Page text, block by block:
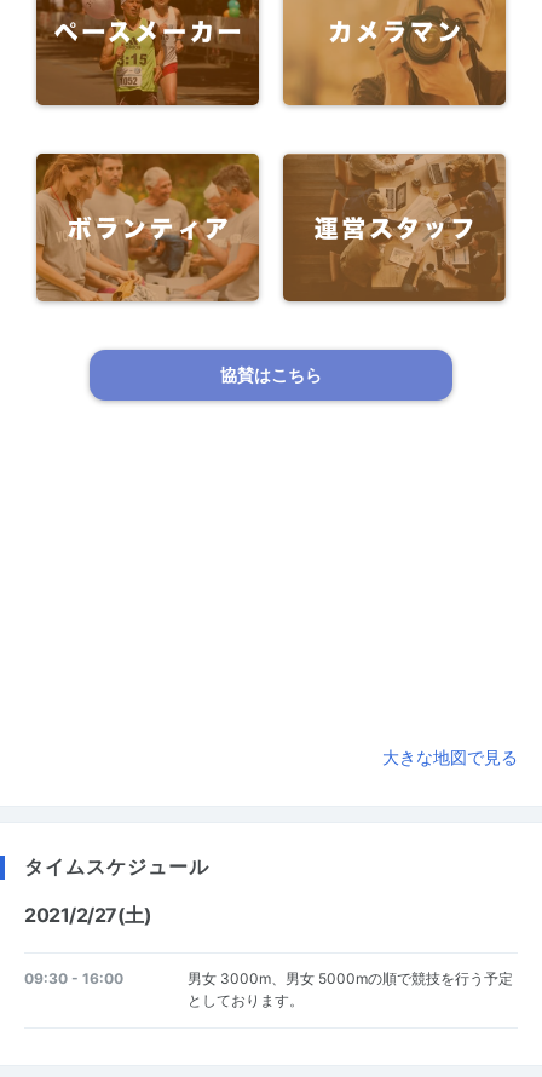
協賛はこちら
大きな地図で見る
タイムスケジュール
2021/2/27(土)
09:30 - 16:00
男女 3000m、男女 5000mの順で競技を行う予定
としております。